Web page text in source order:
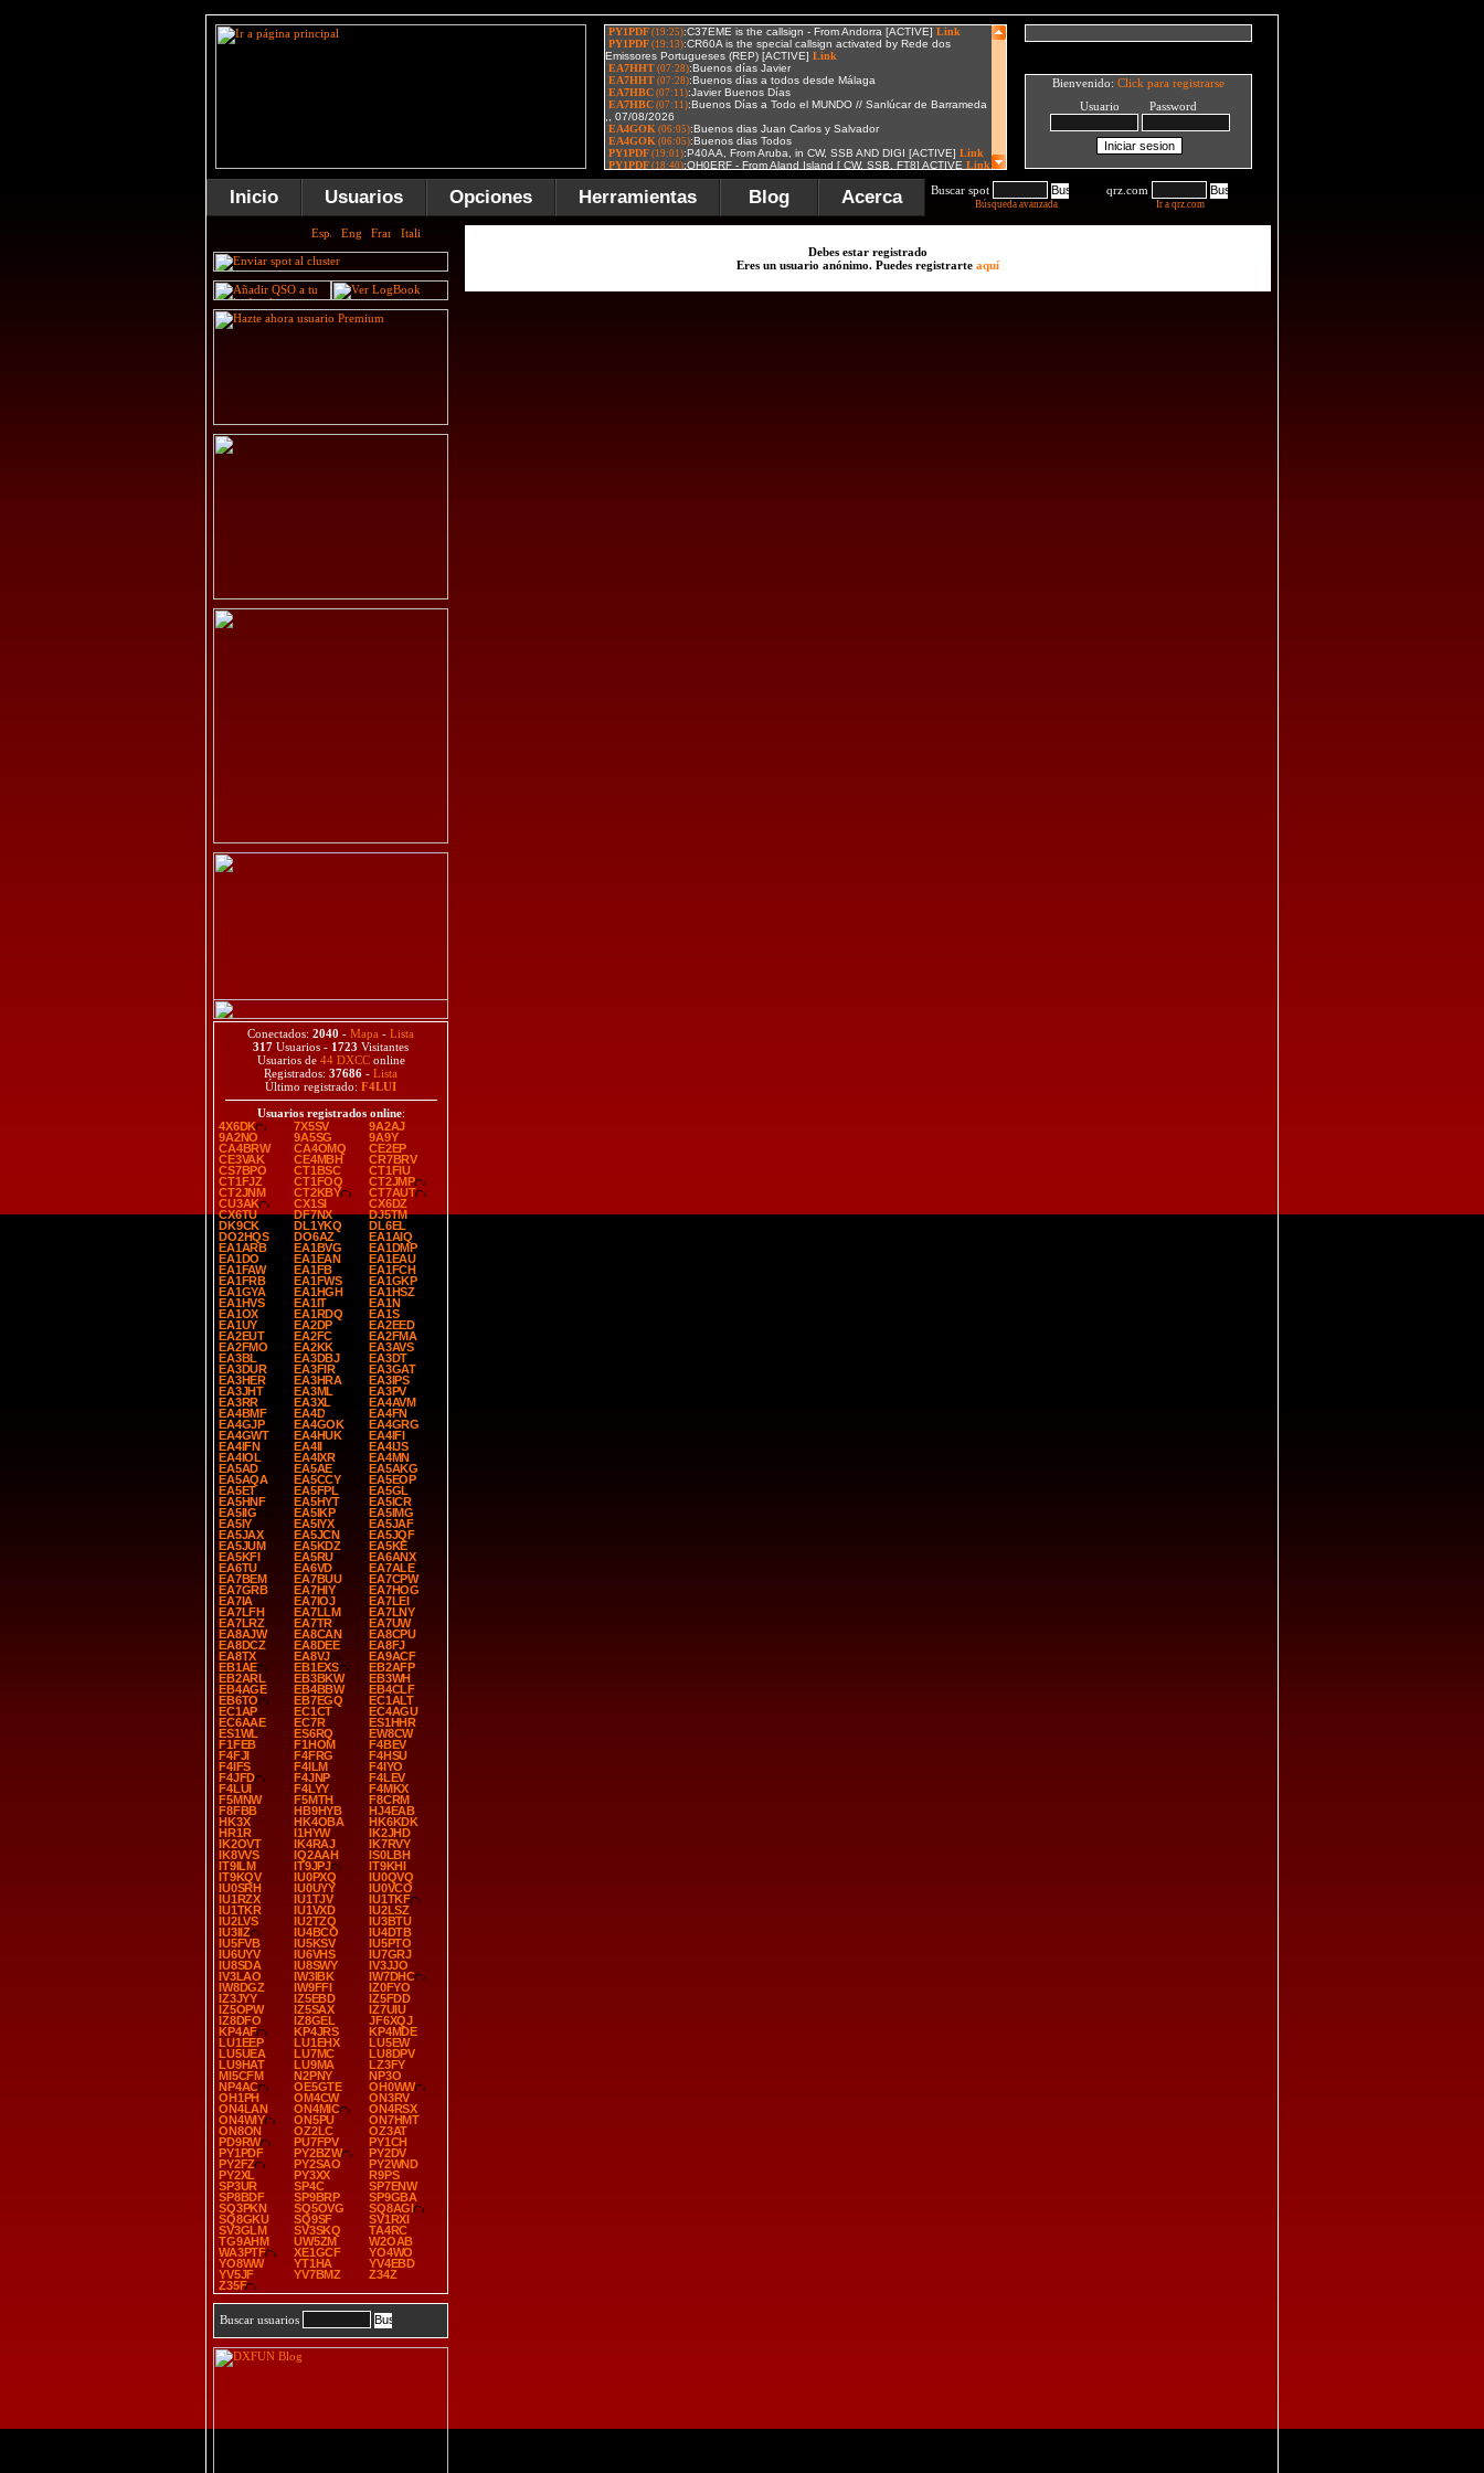
Bienvenido: Click para registrarse
Usuario Password
Inicio Usuarios Opciones Herramientas Blog Acerca Buscar spot
Búsqueda avanzada
qrz.com
Ir a qrz.com
Conectados: 2040 - Mapa - Lista
317 Usuarios - 1723 Visitantes
Usuarios de 44 DXCConline
Registrados: 37686 - Lista
Último registrado: F4LUI
Usuarios registrados online:
4X6DK
7X5SV
9A2AJ
9A2NO
9A5SG
9A9Y
CA4BRW
CA4OMQ
CE2EP
CE3VAK
CE4MBH
CR7BRV
CS7BPO
CT1BSC
CT1FIU
CT1FJZ
CT1FOQ
CT2JMP
CT2JNM
CT2KBY
CT7AUT
CU3AK
CX1SI
CX6DZ
CX6TU
DF7NX
DJ5TM
DK9CK
DL1YKQ
DL6EL
DO2HQS
DO6AZ
EA1AIQ
EA1ARB
EA1BVG
EA1DMP
EA1DO
EA1EAN
EA1EAU
EA1FAW
EA1FB
EA1FCH
EA1FRB
EA1FWS
EA1GKP
EA1GYA
EA1HGH
EA1HSZ
EA1HVS
EA1IT
EA1N
EA1OX
EA1RDQ
EA1S
EA1UY
EA2DP
EA2EED
EA2EUT
EA2FC
EA2FMA
EA2FMO
EA2KK
EA3AVS
EA3BL
EA3DBJ
EA3DT
EA3DUR
EA3FIR
EA3GAT
EA3HER
EA3HRA
EA3IPS
EA3JHT
EA3ML
EA3PV
EA3RR
EA3XL
EA4AVM
EA4BMF
EA4D
EA4FN
EA4GJP
EA4GOK
EA4GRG
EA4GWT
EA4HUK
EA4IFI
EA4IFN
EA4II
EA4IJS
EA4IOL
EA4IXR
EA4MN
EA5AD
EA5AE
EA5AKG
EA5AQA
EA5CCY
EA5EOP
EA5ET
EA5FPL
EA5GL
EA5HNF
EA5HYT
EA5ICR
EA5IIG
EA5IKP
EA5IMG
EA5IY
EA5IYX
EA5JAF
EA5JAX
EA5JCN
EA5JQF
EA5JUM
EA5KDZ
EA5KE
EA5KFI
EA5RU
EA6ANX
EA6TU
EA6VD
EA7ALE
EA7BEM
EA7BUU
EA7CPW
EA7GRB
EA7HIY
EA7HOG
EA7IA
EA7IOJ
EA7LEI
EA7LFH
EA7LLM
EA7LNY
EA7LRZ
EA7TR
EA7UW
EA8AJW
EA8CAN
EA8CPU
EA8DCZ
EA8DEE
EA8FJ
EA8TX
EA8VJ
EA9ACF
EB1AE
EB1EXS
EB2AFP
EB2ARL
EB3BKW
EB3WH
EB4AGE
EB4BBW
EB4CLF
EB6TO
EB7EGQ
EC1ALT
EC1AP
EC1CT
EC4AGU
EC6AAE
EC7R
ES1HHR
ES1WL
ES6RQ
EW8CW
F1FEB
F1HOM
F4BEV
F4FJI
F4FRG
F4HSU
F4IFS
F4ILM
F4IYO
F4JFD
F4JNP
F4LEV
F4LUI
F4LYY
F4MKX
F5MNW
F5MTH
F8CRM
F8FBB
HB9HYB
HJ4EAB
HK3X
HK4OBA
HK6KDK
HR1R
I1HYW
IK2JHD
IK2OVT
IK4RAJ
IK7RVY
IK8VVS
IQ2AAH
IS0LBH
IT9ILM
IT9JPJ
IT9KHI
IT9KQV
IU0PXQ
IU0QVQ
IU0SRH
IU0UYY
IU0VCO
IU1RZX
IU1TJV
IU1TKF
IU1TKR
IU1VXD
IU2LSZ
IU2LVS
IU2TZQ
IU3BTU
IU3IIZ
IU4BCO
IU4DTB
IU5FVB
IU5KSV
IU5PTO
IU6UYV
IU6VHS
IU7GRJ
IU8SDA
IU8SWY
IV3JJO
IV3LAO
IW3IBK
IW7DHC
IW8DGZ
IW9FFI
IZ0FYO
IZ3JYY
IZ5EBD
IZ5FDD
IZ5OPW
IZ5SAX
IZ7UIU
IZ8DFO
IZ8GEL
JF6XQJ
KP4AF
KP4JRS
KP4MDE
LU1EEP
LU1EHX
LU5EW
LU5UEA
LU7MC
LU8DPV
LU9HAT
LU9MA
LZ3FY
MI5CFM
N2PNY
NP3O
NP4AC
OE5GTE
OH0WW
OH1PH
OM4CW
ON3RV
ON4LAN
ON4MIC
ON4RSX
ON4WIY
ON5PU
ON7HMT
ON8ON
OZ2LC
OZ3AT
PD9RW
PU7FPV
PY1CH
PY1PDF
PY2BZW
PY2DV
PY2FZ
PY2SAO
PY2WND
PY2XL
PY3XX
R9PS
SP3UR
SP4C
SP7ENW
SP8BDF
SP9BRP
SP9GBA
SQ3PKN
SQ5OVG
SQ8AGI
SQ8GKU
SQ9SF
SV1RXI
SV3GLM
SV3SKQ
TA4RC
TG9AHM
UW5ZM
W2OAB
WA3PTF
XE1GCF
YO4WO
YO8WW
YT1HA
YV4EBD
YV5JF
YV7BMZ
Z34Z
Z35F
Buscar usuarios
Debes estar registrado
Eres un usuario anónimo. Puedes registrarte aquí